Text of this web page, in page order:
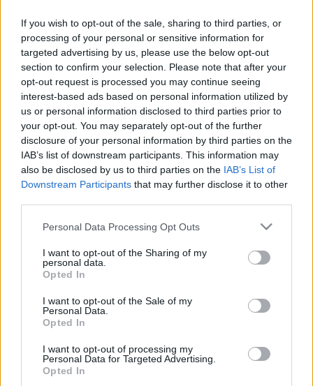
If you wish to opt-out of the sale, sharing to third parties, or
processing of your personal or sensitive information for
targeted advertising by us, please use the below opt-out
section to confirm your selection. Please note that after your
opt-out request is processed you may continue seeing
interest-based ads based on personal information utilized by
us or personal information disclosed to third parties prior to
your opt-out. You may separately opt-out of the further
disclosure of your personal information by third parties on the
IAB’s list of downstream participants. This information may
also be disclosed by us to third parties on the IAB’s List of
Downstream Participants that may further disclose it to other
Please note that this website/app uses one or more Google
not limited to your visit or usage behaviour. You may click to
grant or deny consent to Google and its third-party tags to
use your data for below specified purposes in below Google
consent section.
Personal Data Processing Opt Outs
I want to opt-out of the Sharing of my
personal data.
Opted In
I want to opt-out of the Sale of my
Personal Data.
Opted In
I want to opt-out of processing my
Personal Data for Targeted Advertising.
Opted In
Ben­yújtotta lemondását Hollósy András (Pont Mi
Egyesület – Fidesz–KDNP), Miskolc
alpolgármestere, aki szeptember 1-jétől a város
önkormányzati képviselőjeként folytatja
munkáját – írja a 24.hu, felidézve: a politikus a
Fidesz országgyűlési képviselőjelöltjeként indult
az áprilisi választásokon, ám vereséget
szenvedett a Tisza jelöltjétől, Czipa Andrástól.
Hollósy András a miskolci közgyűlés csütörtöki
ülésén elmondta, a választási küzdelmet és a
kialakult helyzetet. A választók egyértelmű
felhatalmazást adtak, amely után mindenkinek
le kell vonnia a megfelelő következtetéseket.
Hozzátette, nem szeretné, ha személye akadályt